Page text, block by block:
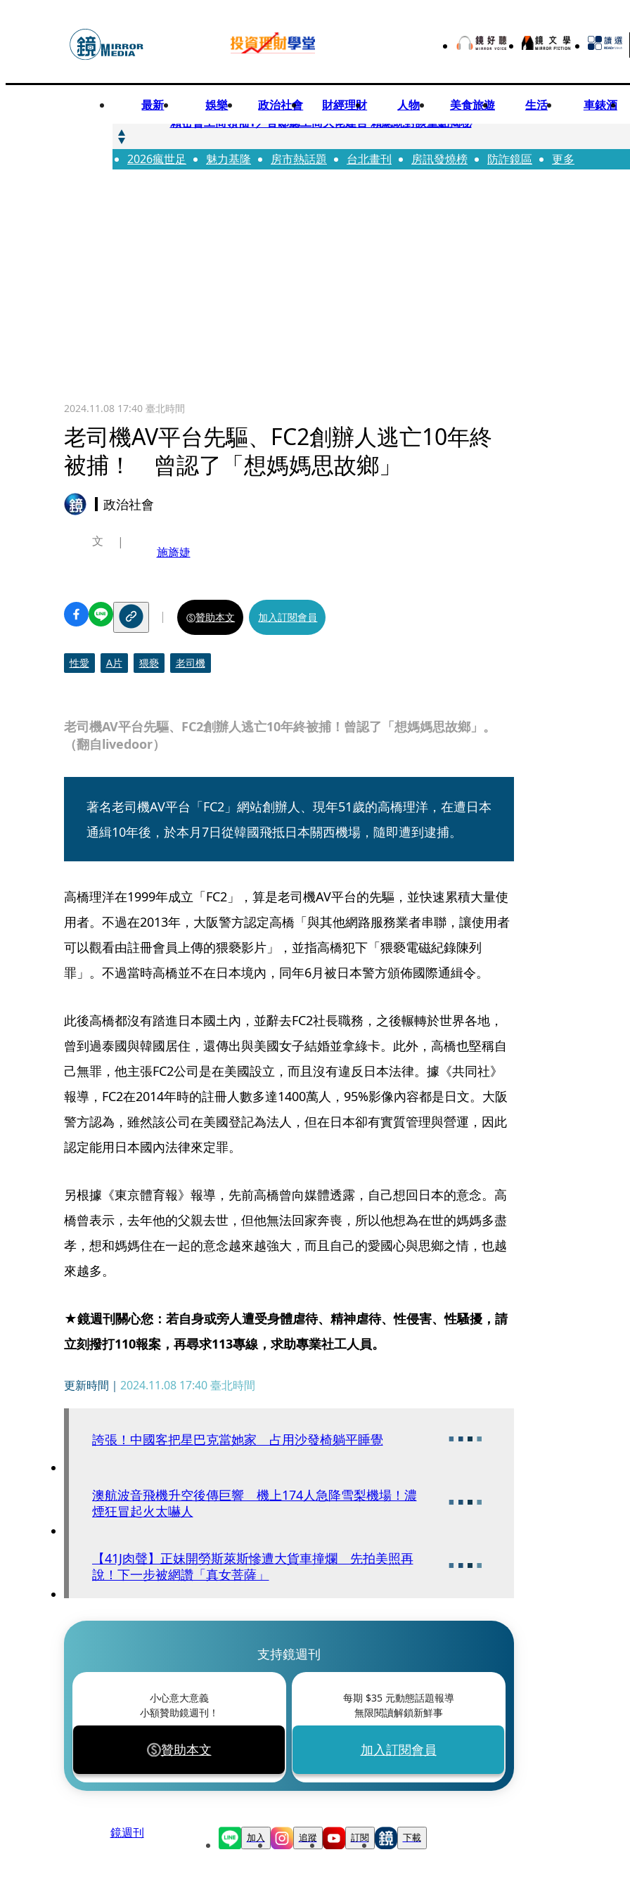
最新 娛樂 政治社會 財經理財 人物 美食旅遊 生活 車錶酒
快訊
賴密會工商領袖1／官邸聽工商大佬建言 賴總統對談重點揭秘
快訊
台中女師遭特教生刺傷右眼恐失明 工會籲檢討校安破口：老師不是肉身盾牌
2026瘋世足 魅力基隆 房市熱話題 台北畫刊 房訊發燒榜 防詐鏡區 更多
2024.11.08 17:40臺北時間
老司機AV平台先驅、FC2創辦人逃亡10年終
被捕！ 曾認了「想媽媽思故鄉」
政治社會
老司機AV平台先驅、FC2創辦人逃亡10年終被捕！曾認了「想媽媽思故鄉」。
（翻自livedoor）
文
施旖婕
贊助本文 加入訂閱會員
性愛 A片 猥褻 老司機
著名老司機AV平台「FC2」網站創辦人、現年51歲的高橋理洋，在遭日本
通緝10年後，於本月7日從韓國飛抵日本關西機場，隨即遭到逮捕。
高橋理洋在1999年成立「FC2」，算是老司機AV平台的先驅，並快速累積大量使
用者。不過在2013年，大阪警方認定高橋「與其他網路服務業者串聯，讓使用者
可以觀看由註冊會員上傳的猥褻影片」，並指高橋犯下「猥褻電磁紀錄陳列
罪」。不過當時高橋並不在日本境內，同年6月被日本警方頒佈國際通緝令。
此後高橋都沒有踏進日本國土內，並辭去FC2社長職務，之後輾轉於世界各地，
曾到過泰國與韓國居住，還傳出與美國女子結婚並拿綠卡。此外，高橋也堅稱自
己無罪，他主張FC2公司是在美國設立，而且沒有違反日本法律。據《共同社》
報導，FC2在2014年時的註冊人數多達1400萬人，95%影像內容都是日文。大阪
警方認為，雖然該公司在美國登記為法人，但在日本卻有實質管理與營運，因此
認定能用日本國內法律來定罪。
另根據《東京體育報》報導，先前高橋曾向媒體透露，自己想回日本的意念。高
橋曾表示，去年他的父親去世，但他無法回家奔喪，所以他想為在世的媽媽多盡
孝，想和媽媽住在一起的意念越來越強大，而且自己的愛國心與思鄉之情，也越
來越多。
★鏡週刊關心您：若自身或旁人遭受身體虐待、精神虐待、性侵害、性騷擾，請
立刻撥打110報案，再尋求113專線，求助專業社工人員。
更新時間｜ 2024.11.08 17:40臺北時間
誇張！中國客把星巴克當她家 占用沙發椅躺平睡覺
澳航波音飛機升空後傳巨響 機上174人急降雪梨機場！濃
煙狂冒起火太嚇人
【41J肉聲】正妹開勞斯萊斯慘遭大貨車撞爛 先拍美照再
說！下一步被網讚「真女菩薩」
支持鏡週刊
小心意大意義
小額贊助鏡週刊！
贊助本文
每期 $35元動態話題報導
無限閱讀解鎖新鮮事
加入訂閱會員
鏡週刊 加入 追蹤 訂閱 下載